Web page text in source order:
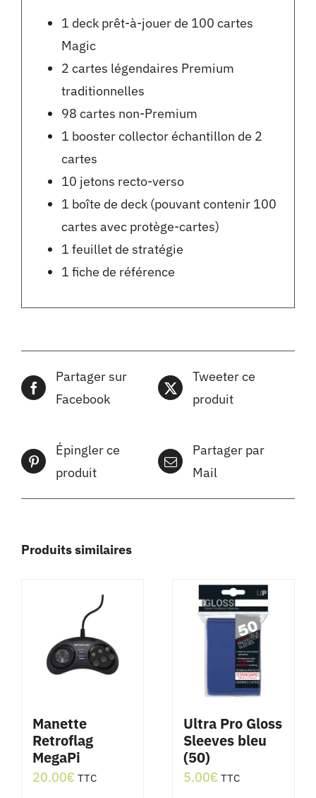
1 deck prêt-à-jouer de 100 cartes
Magic
2 cartes légendaires Premium
traditionnelles
98 cartes non-Premium
1 booster collector échantillon de 2
cartes
10 jetons recto-verso
1 boîte de deck (pouvant contenir 100
cartes avec protège-cartes)
1 feuillet de stratégie
1 fiche de référence
Partager sur
Facebook
Tweeter ce
produit
Épingler ce
produit
Partager par
Mail
Produits similaires
Manette
Retroflag
MegaPi
20.00€ TTC
Ultra Pro Gloss
Sleeves bleu
(50)
5.00€ TTC